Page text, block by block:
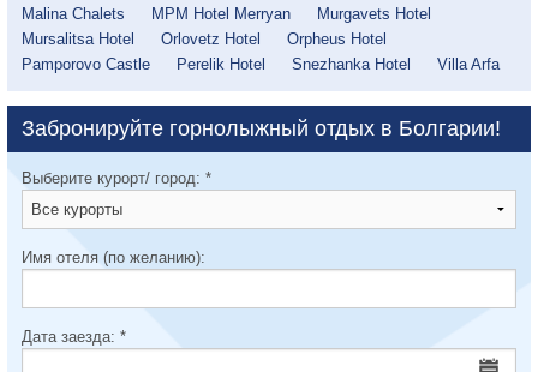
Malina Chalets
MPM Hotel Merryan
Murgavets Hotel
Mursalitsa Hotel
Orlovetz Hotel
Orpheus Hotel
Pamporovo Castle
Perelik Hotel Snezhanka Hotel Villa Arfa
Забронируйте горнолыжный отдых в Болгарии!
Выберите курорт/ город: *
Имя отеля (по желанию):
Дата заезда: *